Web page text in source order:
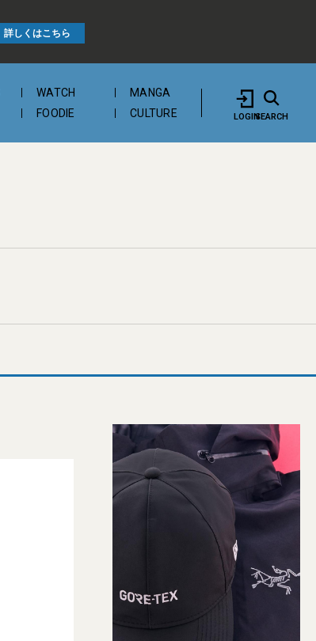
詳しくはこちら
WATCH
MANGA
FOODIE CULTURE LOGINSEARCH